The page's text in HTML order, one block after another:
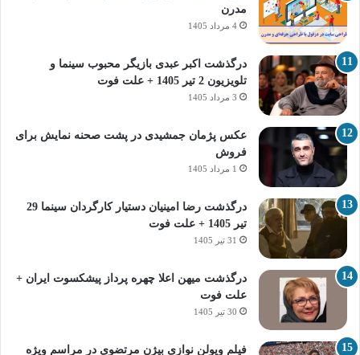
مدرن
4 مرداد 1405
درگذشت اکبر عبدی بازیگر محبوب سینما و
تلویزیون 2 تیر 1405 + علت فوت
3 مرداد 1405
عکس پژمان جمشیدی در پشت صحنه نمایش برای
فروش
1 مرداد 1405
درگذشت رضا امینیان دستیار کارگردان سینما 29
تیر 1405 + علت فوت
31 تیر 1405
درگذشت میهن اعلا چهره پرداز پیشکسوت ایران +
علت فوت
30 تیر 1405
فیلم ویولن نوازی بیژن مرتضوی در مراسم ویژه